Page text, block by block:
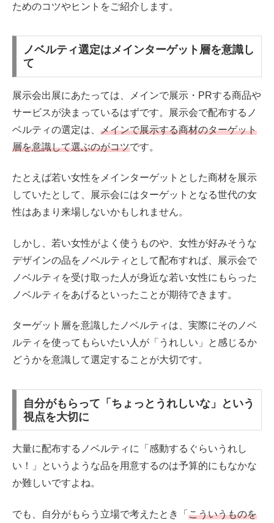
ためのコツやヒントをご紹介します。
ノベルティ選定はメインターゲット層を意識し
て
展示会出展にあたっては、メインで展示・PRする商品や
サービスが決まっているはずです。展示会で配布するノ
ベルティの選定は、 メインで展示する商材のターゲット
層を意識して選ぶのがコツです。
たとえば若い女性をメインターゲットとした商材を展示
していたとして、展示会にはターゲットとなる世代の女
性はあまり来場しないかもしれません。
しかし、若い女性がよく使うものや、女性が好みそうな
デザインの品をノベルティとして配布すれば、展示会で
ノベルティを受け取った人が身近な若い女性にもらった
ノベルティをあげるといったことが期待できます。
ターゲット層を意識したノベルティは、実際にそのノベ
ルティを使ってもらいたい人が「うれしい」と感じるか
どうかを意識して選定することが大切です。
自分がもらって「ちょっとうれしいな」という
視点を大切に
大量に配布するノベルティに「感動するぐらいうれし
い！」というような品を用意するのは予算的にもなかな
か難しいですよね。
でも、自分がもらう立場で考えたとき「 こういうものを